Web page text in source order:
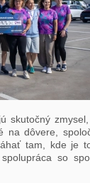
skutočný
na dôvere,
tam, kde je
so